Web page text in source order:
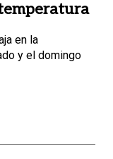
en la
y el domingo